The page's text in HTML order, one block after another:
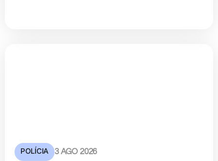
POLÍCIA 3 AGO 2026